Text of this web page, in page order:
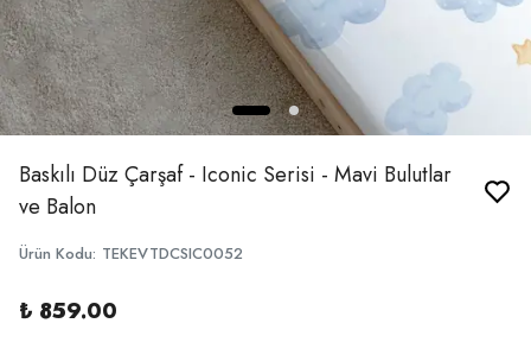
Baskılı Düz Çarşaf - Iconic Serisi - Mavi Bulutlar
ve Balon
Ürün Kodu: TEKEVTDCSIC0052
₺ 859.00